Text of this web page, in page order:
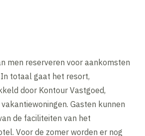
men reserveren voor aankomsten
In totaal gaat het resort,
door Kontour Vastgoed,
Gasten kunnen
de faciliteiten van het
Voor de zomer worden er nog